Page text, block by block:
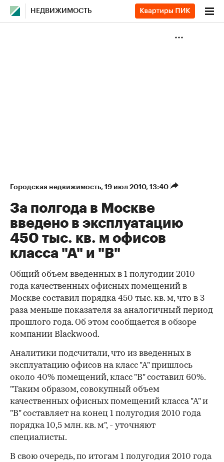
НЕДВИЖИМОСТЬ
Городская недвижимость⁠, 19 июл 2010, 13:40
За полгода в Москве
введено в эксплуатацию
450 тыс. кв. м офисов
класса "А" и "В"
Общий объем введенных в 1 полугодии 2010
года качественных офисных помещений в
Москве составил порядка 450 тыс. кв. м, что в 3
раза меньше показателя за аналогичный период
прошлого года. Об этом сообщается в обзоре
компании Blackwood.
Аналитики подсчитали, что из введенных в
эксплуатацию офисов на класс "А" пришлось
около 40% помещений, класс "В" составил 60%.
"Таким образом, совокупный объем
качественных офисных помещений класса "А" и
"В" составляет на конец 1 полугодия 2010 года
порядка 10,5 млн. кв. м", - уточняют
специалисты.
В свою очередь, по итогам 1 полугодия 2010 года